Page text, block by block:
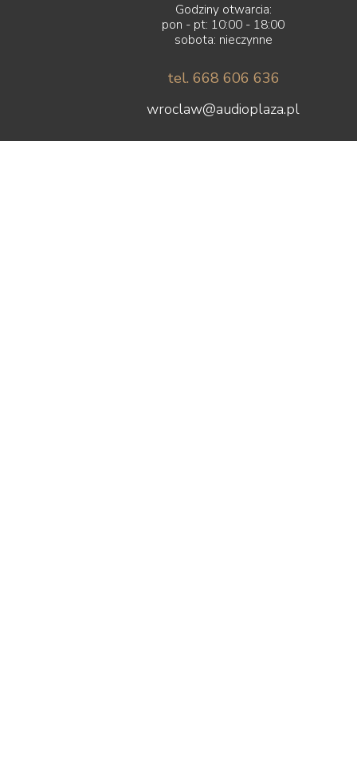
Godziny otwarcia:
pon - pt: 10:00 - 18:00
sobota: nieczynne
tel. 668 606 636
wroclaw@audioplaza.pl